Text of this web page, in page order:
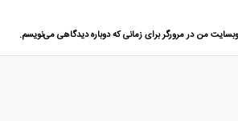
وبسایت من در مرورگر برای زمانی که دوباره دیدگاهی می‌نویسم.